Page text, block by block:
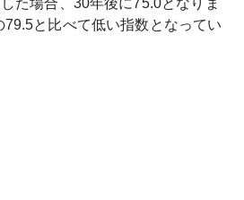
た場合、30年後に 75.0となりま
79.5と比べて低い指数となってい